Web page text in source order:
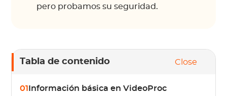
pero probamos su seguridad.
Tabla de contenido Close
01 Información básica en VideoProc